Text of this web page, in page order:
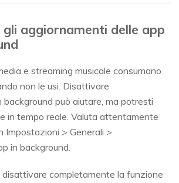
aggiornamenti delle app
e streaming musicale consumano
non le usi. Disattivare
può aiutare, ma potresti
in tempo reale. Valuta attentamente
Impostazioni > Generali >
in background.
disattivare completamente la funzione